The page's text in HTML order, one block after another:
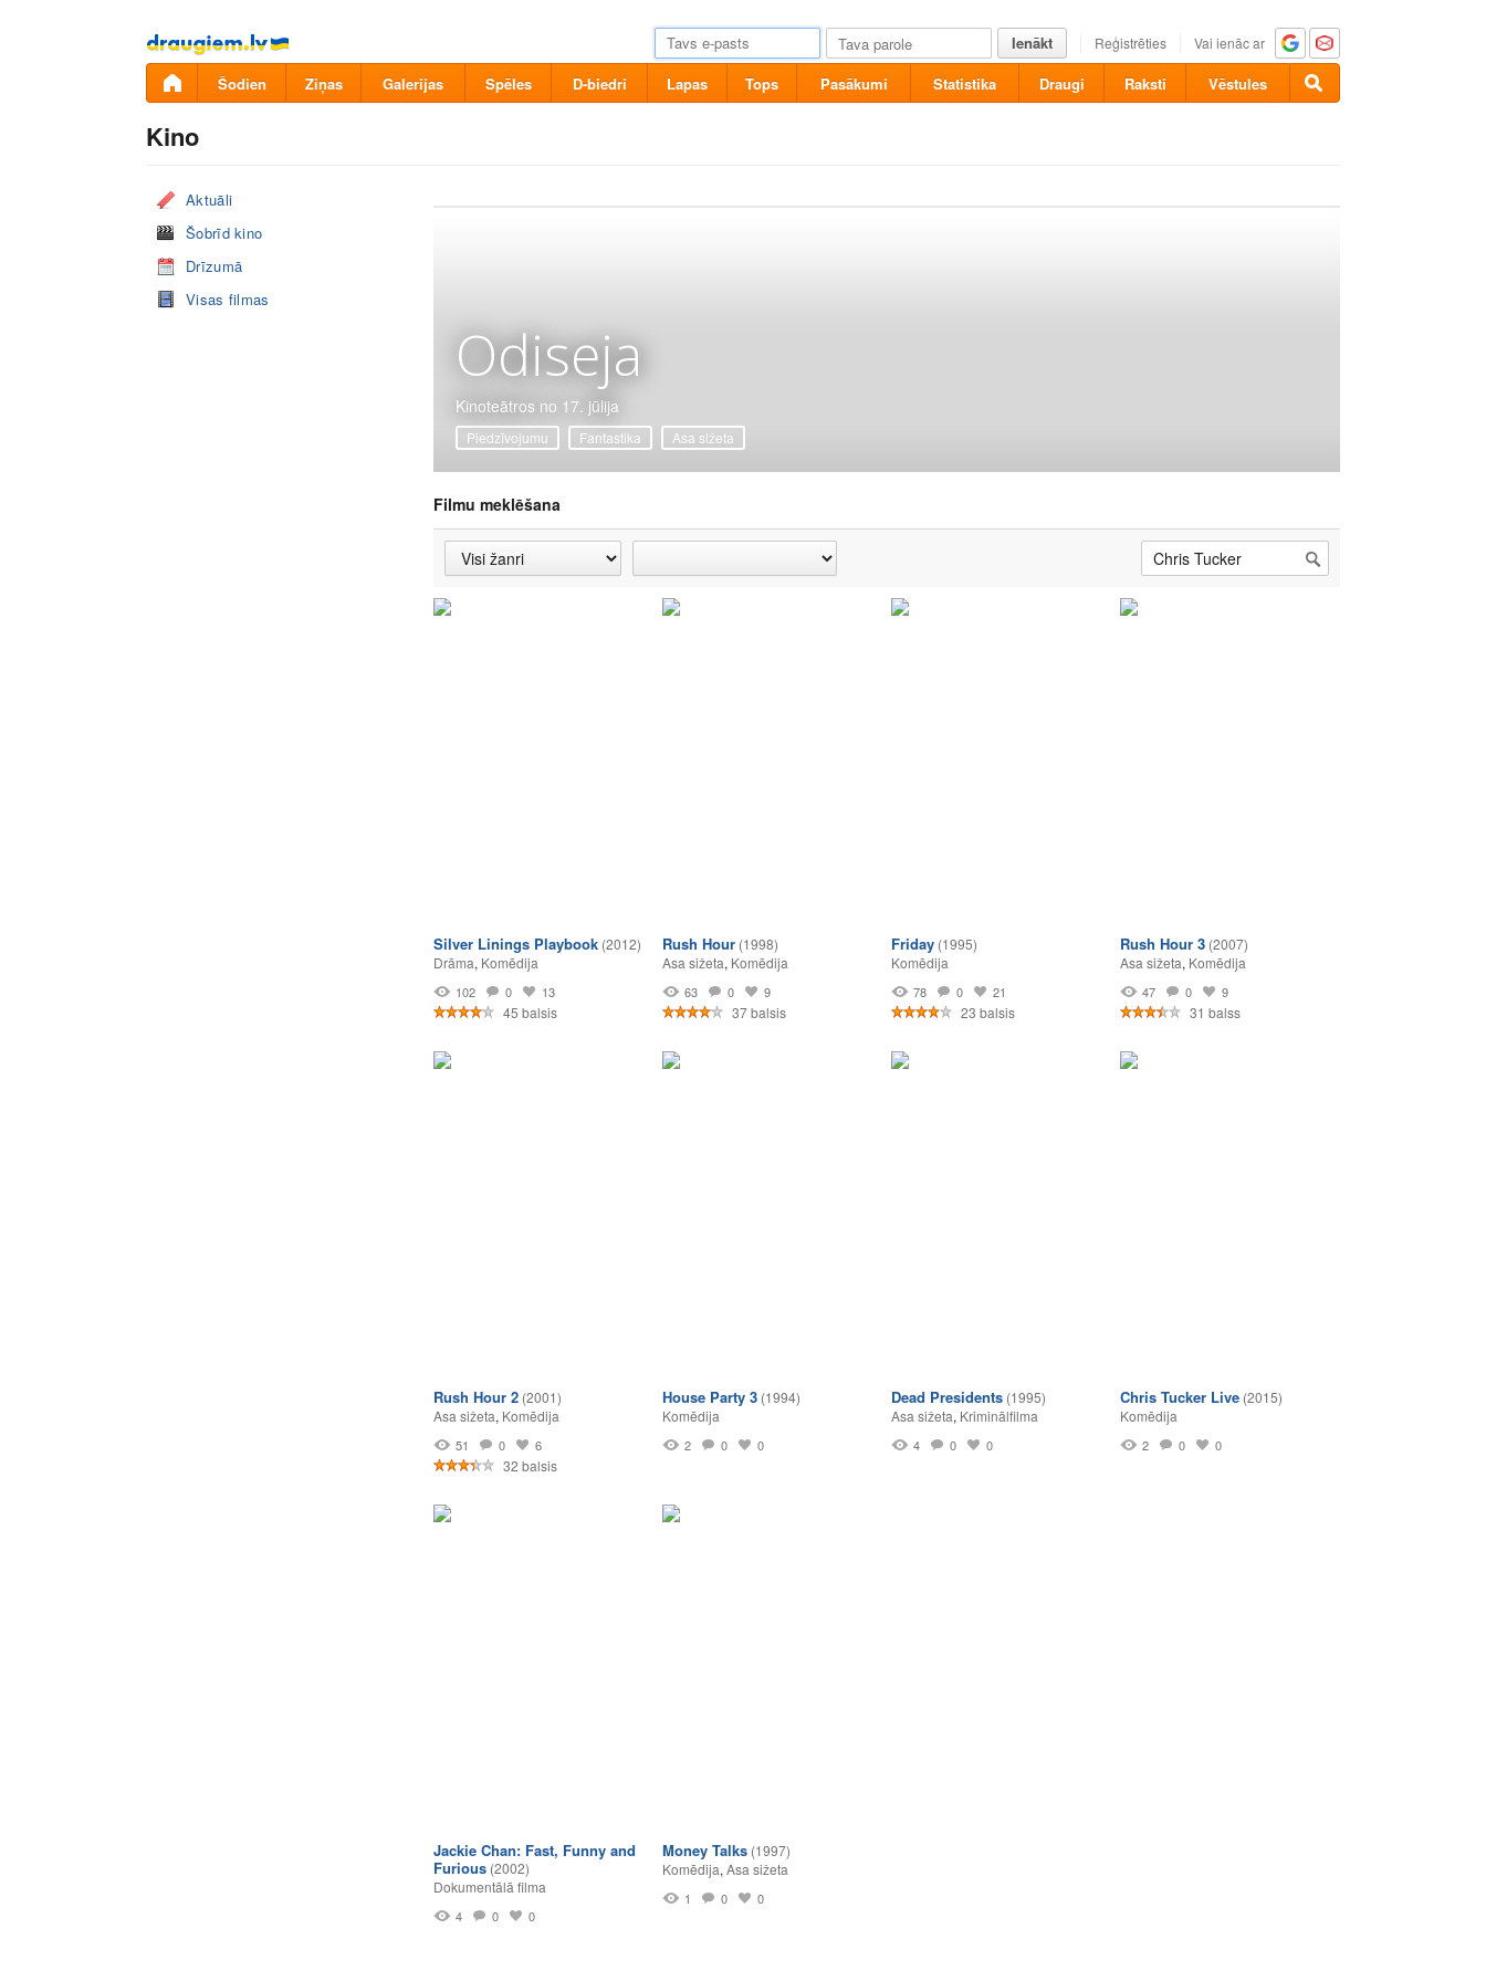
Pāriet
uz
saturu
Ienākt Reģistrēties Vai ienāc ar
Šodien Ziņas Galerijas Spēles D-biedri Lapas Tops Pasākumi Statistika Draugi Raksti Vēstules
Kino
Aktuāli
Šobrīd kino
Drīzumā
Visas filmas
Odiseja
Kinoteātros no 17. jūlija
Piedzīvojumu Fantastika Asa sižeta
Filmu meklēšana
Silver Linings Playbook (2012)
Drāma, Komēdija
102 0 13
45 balsis
Rush Hour (1998)
Asa sižeta, Komēdija
63 0 9
37 balsis
Friday (1995)
Komēdija
78 0 21
23 balsis
Rush Hour 3 (2007)
Asa sižeta, Komēdija
47 0 9
31 balss
Rush Hour 2 (2001)
Asa sižeta, Komēdija
51 0 6
32 balsis
House Party 3 (1994)
Komēdija
2 0 0
Dead Presidents (1995)
Asa sižeta, Kriminālfilma
4 0 0
Chris Tucker Live (2015)
Komēdija
2 0 0
Jackie Chan: Fast, Funny and
Furious (2002)
Dokumentālā filma
4 0 0
Money Talks (1997)
Komēdija, Asa sižeta
1 0 0